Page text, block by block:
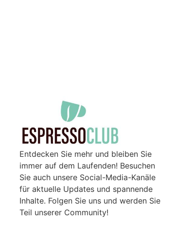
Entdecken Sie mehr und bleiben Sie
immer auf dem Laufenden! Besuchen
Sie auch unsere Social-Media-Kanäle
für aktuelle Updates und spannende
Inhalte. Folgen Sie uns und werden Sie
Teil unserer Community!